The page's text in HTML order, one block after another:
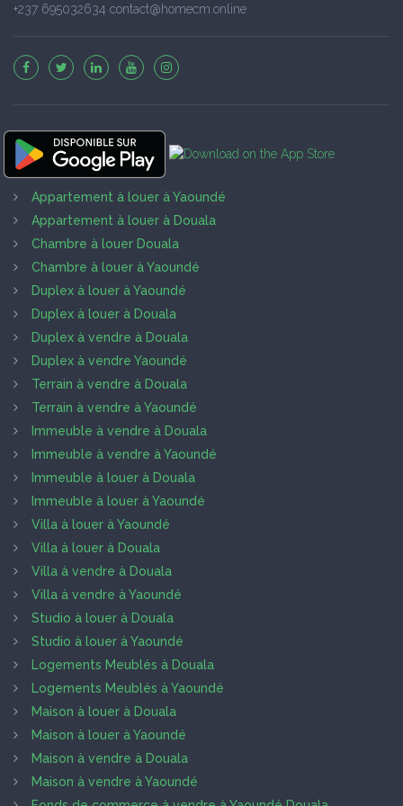
+237 695032634 contact@homecm.online
Appartement à louer à Yaoundé
Appartement à louer à Douala
Chambre à louer Douala
Chambre à louer à Yaoundé
Duplex à louer à Yaoundé
Duplex à louer à Douala
Duplex à vendre à Douala
Duplex à vendre Yaoundé
Terrain à vendre à Douala
Terrain à vendre à Yaoundé
Immeuble à vendre à Douala
Immeuble à vendre à Yaoundé
Immeuble à louer à Douala
Immeuble à louer à Yaoundé
Villa à louer à Yaoundé
Villa à louer à Douala
Villa à vendre à Douala
Villa à vendre à Yaoundé
Studio à louer à Douala
Studio à louer à Yaoundé
Logements Meublés à Douala
Logements Meublés à Yaoundé
Maison à louer à Douala
Maison à louer à Yaoundé
Maison à vendre à Douala
Maison à vendre à Yaoundé